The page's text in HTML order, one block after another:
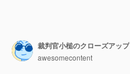
裁判官小槌のクローズアップ
awesomecontent